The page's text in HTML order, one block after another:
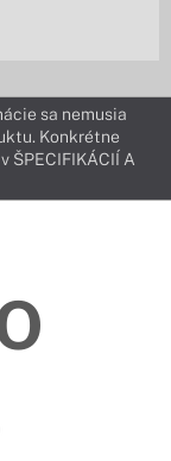
sa nemusia
Konkrétne
ŠPECIFIKÁCIÍ A